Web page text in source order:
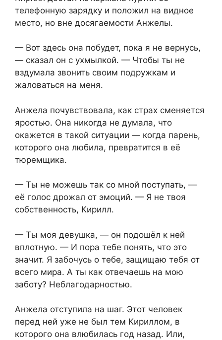
телефонную зарядку и положил на видное
место, но вне досягаемости Анжелы.
— Вот здесь она побудет, пока я не вернусь,
— сказал он с ухмылкой. — Чтобы ты не
вздумала звонить своим подружкам и
жаловаться на меня.
Анжела почувствовала, как страх сменяется
яростью. Она никогда не думала, что
окажется в такой ситуации — когда парень,
которого она любила, превратится в её
тюремщика.
— Ты не можешь так со мной поступать, —
её голос дрожал от эмоций. — Я не твоя
собственность, Кирилл.
— Ты моя девушка, — он подошёл к ней
вплотную. — И пора тебе понять, что это
значит. Я забочусь о тебе, защищаю тебя от
всего мира. А ты как отвечаешь на мою
заботу? Неблагодарностью.
Анжела отступила на шаг. Этот человек
перед ней уже не был тем Кириллом, в
которого она влюбилась год назад. Или,